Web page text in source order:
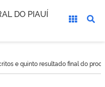
DO PIAUÍ
e quinto resultado final do